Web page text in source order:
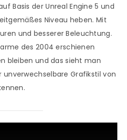
Basis der Unreal Engine 5 und
Niveau heben. Mit
und besserer Beleuchtung.
des 2004 erschienen
bleiben und das sieht man
unverwechselbare Grafikstil von